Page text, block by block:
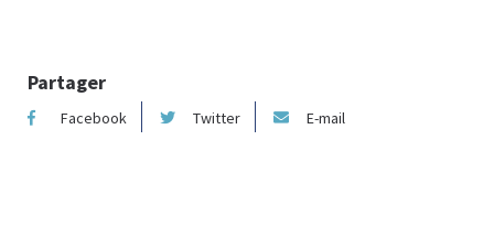
Partager
Facebook Twitter E-mail